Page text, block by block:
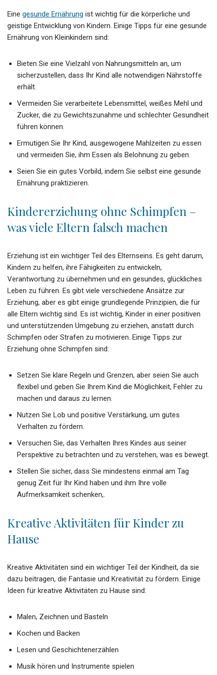
Eine gesunde Ernährung ist wichtig für die körperliche und
geistige Entwicklung von Kindern. Einige Tipps für eine gesunde
Ernährung von Kleinkindern sind:
Bieten Sie eine Vielzahl von Nahrungsmitteln an, um
sicherzustellen, dass Ihr Kind alle notwendigen Nährstoffe
erhält.
Vermeiden Sie verarbeitete Lebensmittel, weißes Mehl und
Zucker, die zu Gewichtszunahme und schlechter Gesundheit
führen können.
Ermutigen Sie Ihr Kind, ausgewogene Mahlzeiten zu essen
und vermeiden Sie, ihm Essen als Belohnung zu geben.
Seien Sie ein gutes Vorbild, indem Sie selbst eine gesunde
Ernährung praktizieren.
Kindererziehung ohne Schimpfen –
was viele Eltern falsch machen
Erziehung ist ein wichtiger Teil des Elternseins. Es geht darum,
Kindern zu helfen, ihre Fähigkeiten zu entwickeln,
Verantwortung zu übernehmen und ein gesundes, glückliches
Leben zu führen. Es gibt viele verschiedene Ansätze zur
Erziehung, aber es gibt einige grundlegende Prinzipien, die für
alle Eltern wichtig sind. Es ist wichtig, Kinder in einer positiven
und unterstützenden Umgebung zu erziehen, anstatt durch
Schimpfen oder Strafen zu motivieren. Einige Tipps zur
Erziehung ohne Schimpfen sind:
Setzen Sie klare Regeln und Grenzen, aber seien Sie auch
flexibel und geben Sie Ihrem Kind die Möglichkeit, Fehler zu
machen und daraus zu lernen.
Nutzen Sie Lob und positive Verstärkung, um gutes
Verhalten zu fördern.
Versuchen Sie, das Verhalten Ihres Kindes aus seiner
Perspektive zu betrachten und zu verstehen, was es bewegt.
Stellen Sie sicher, dass Sie mindestens einmal am Tag
genug Zeit für Ihr Kind haben und ihm Ihre volle
Aufmerksamkeit schenken,.
Kreative Aktivitäten für Kinder zu
Hause
Kreative Aktivitäten sind ein wichtiger Teil der Kindheit, da sie
dazu beitragen, die Fantasie und Kreativität zu fördern. Einige
Ideen für kreative Aktivitäten zu Hause sind:
Malen, Zeichnen und Basteln
Kochen und Backen
Lesen und Geschichtenerzählen
Musik hören und Instrumente spielen